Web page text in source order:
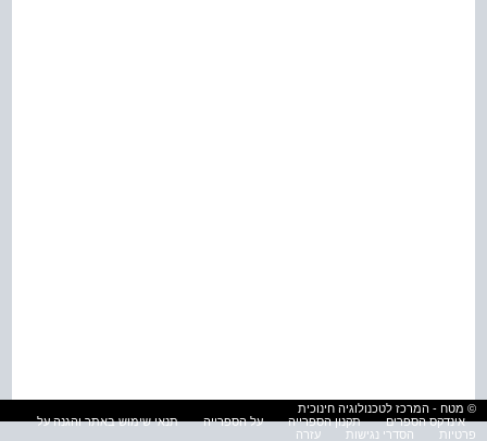
© מטח - המרכז לטכנולוגיה חינוכית
אינדקס הספרים
תקנון הספרייה על הספרייה
תנאי שימוש באתר והגנה על
פרטיות
הסדרי נגישות עזרה